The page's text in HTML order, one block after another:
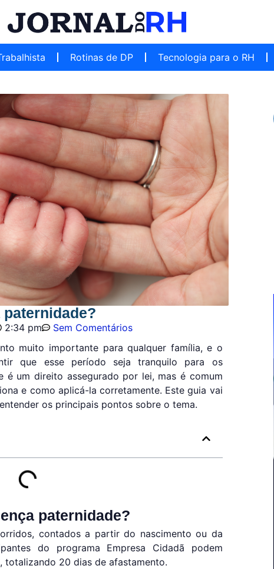
Rotinas de DP Tecnologia para o RH
2:34 pm
Sem Comentários
muito importante para qualquer família, e o
que esse período seja tranquilo para os
é um direito assegurado por lei, mas é comum
e como aplicá-la corretamente. Este guia vai
os principais pontos sobre o tema.
paternidade?
contados a partir do nascimento ou da
do programa Empresa Cidadã podem
totalizando 20 dias de afastamento.